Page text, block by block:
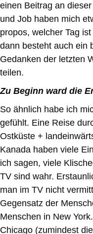
einen Beitrag an
und Job haben mich
propos, welcher Tag
dann besteht auch ein
Gedanken der letzten
teilen.
Zu Beginn ward die
So ähnlich habe ich
gefühlt. Eine Reise
Ostküste +
Kanada haben viele
ich sagen, viele
TV sind wahr.
man im TV nicht
Gegensatz der
Menschen in New
Chicago (zumindest